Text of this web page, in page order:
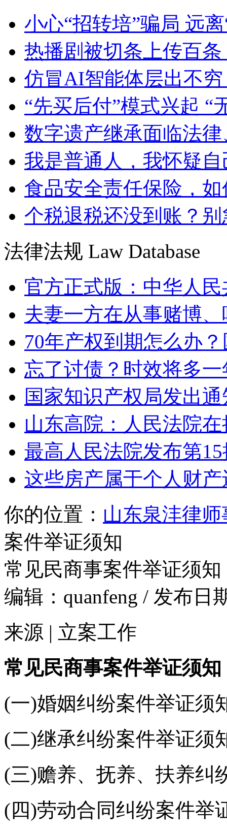
小心“招转培”骗局 远
热播剧被切条上传百
仿冒AI智能体层出不
“先买后付”模式兴起 “
数字遗产继承面临法
我是普通人，我怀疑
食品安全责任保险，
个税退税还没到账？
法律法规 Law Database
官方正式版：中华人
夫妻一方在从事赌博
70年产权到期怎么办
忘了讨债？时效将多
国家知识产权局发出
山东高院：人民法院
最高人民法院发布第
这些房产属于个人财
你的位置： 山东泉沣律
案件举证须知
常见民商事案件举证须知
编辑：quanfeng / 发布日
来源 | 立案工作
常见民商事案件举证须知
(一)婚姻纠纷案件举证须
(二)继承纠纷案件举证须
(三)赡养、抚养、扶养纠
(四)劳动合同纠纷案件举